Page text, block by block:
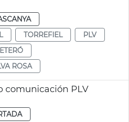
TORREFIEL
PLV
ROSA
comunicación PLV